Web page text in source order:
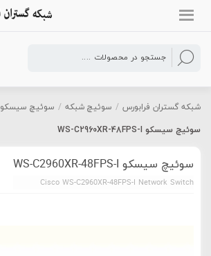
شبکه گستران فرابورس / سوئیچ شبکه / سوئیچ سیسکو
سوئیچ سیسکو WS-C2960XR-48FPS-I
سوئیچ سیسکو WS-C2960XR-48FPS-I
Cisco WS-C2960XR-48FPS-I Network Switch